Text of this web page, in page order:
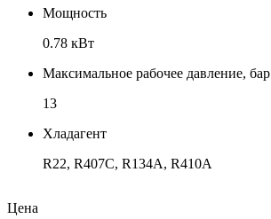
Мощность
0.78 кВт
Максимальное рабочее давление, бар
13
Хладагент
R22, R407C, R134A, R410A
Цена